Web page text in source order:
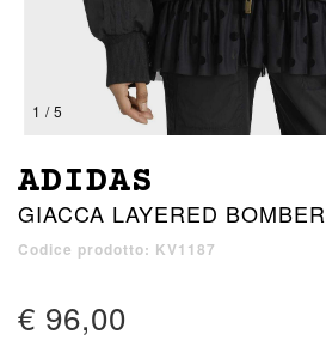
1 / 5
ADIDAS
GIACCA LAYERED BOMBER
Codice prodotto: KV1187
€ 96,00